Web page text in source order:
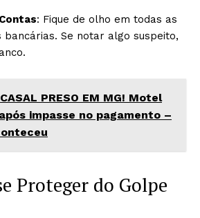
: Fique de olho em todas as
bancárias. Se notar algo suspeito,
CASAL PRESO EM MG! Motel
impasse no pagamento –
Proteger do Golpe